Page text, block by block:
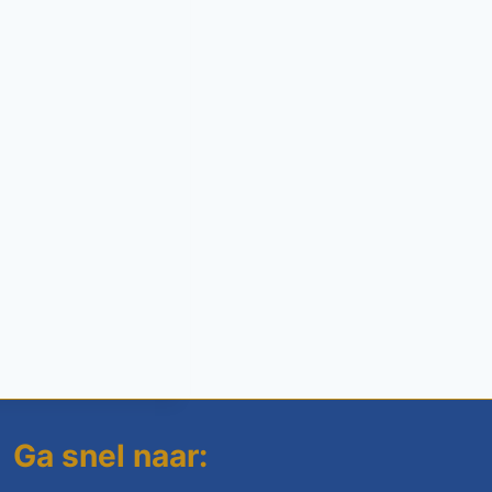
Ga snel naar: